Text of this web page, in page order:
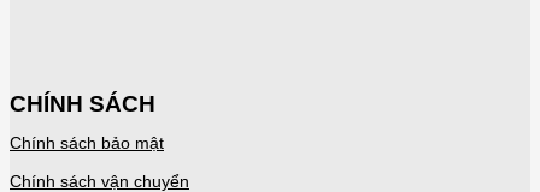
CHÍNH SÁCH
Chính sách bảo mật
Chính sách vận chuyển